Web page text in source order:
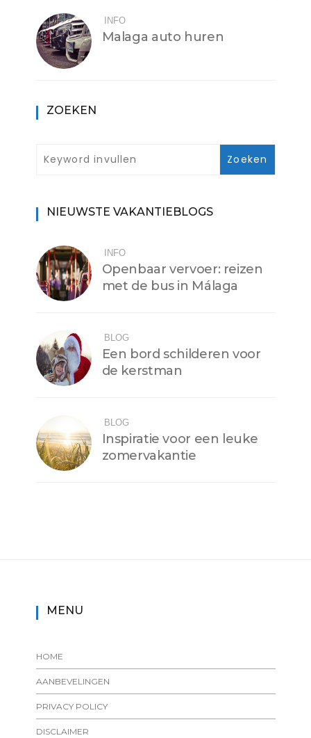
INFO
Malaga auto huren
ZOEKEN
NIEUWSTE VAKANTIEBLOGS
INFO
Openbaar vervoer: reizen
met de bus in Málaga
BLOG
Een bord schilderen voor
de kerstman
BLOG
Inspiratie voor een leuke
zomervakantie
MENU
HOME
AANBEVELINGEN
PRIVACY POLICY
DISCLAIMER